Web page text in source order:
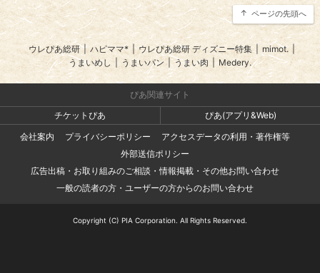
ページの先頭へ
ウレぴあ総研 | ハピママ* | ウレぴあ総研 ディズニー特集 mimot.
うまいめし
うまいパン うまい肉 Medery.
ぴあ関連サイト
チケットぴあ
ぴあ(アプリ&Web)
会社案内
プライバシーポリシー
アクセスデータの利用・著作権等
外部送信ポリシー
広告出稿・お取り組みのご相談・情報掲載・その他お問い合わせ
一般の読者の方・ユーザーの方からのお問い合わせ
Copyright (C) PIA Corporation. All Rights Reserved.